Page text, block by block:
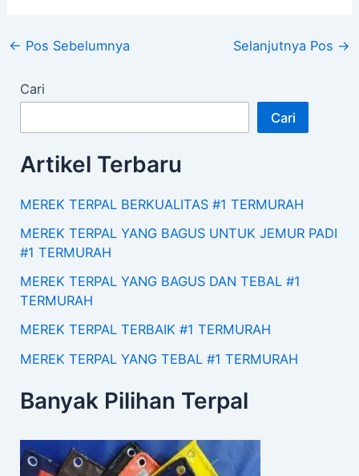
← Pos Sebelumnya Selanjutnya Pos →
Cari
Cari
Artikel Terbaru
MEREK TERPAL BERKUALITAS #1 TERMURAH
MEREK TERPAL YANG BAGUS UNTUK JEMUR PADI
#1 TERMURAH
MEREK TERPAL YANG BAGUS DAN TEBAL #1
TERMURAH
MEREK TERPAL TERBAIK #1 TERMURAH
MEREK TERPAL YANG TEBAL #1 TERMURAH
Banyak Pilihan Terpal